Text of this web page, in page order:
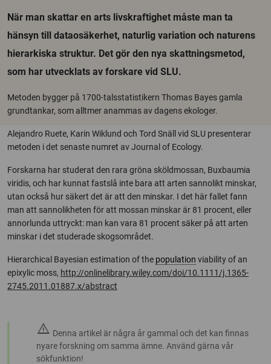
När man skattar en arts livskraftighet måste man ta
hänsyn till dataosäkerhet, naturlig variation och naturens
hierarkiska struktur. Det gör den nya skattningsmetod,
som har utvecklats av forskare vid SLU.
Metoden bygger på 1700-talsstatistikern Thomas Bayes gamla
grundtankar, som alltmer anammas av dagens ekologer.
Alejandro Ruete, Karin Wiklund och Tord Snäll vid SLU presenterar
metoden i det senaste numret av Journal of Ecology.
Forskarna har studerat den rara gröna sköldmossan, Buxbaumia
viridis, och har kunnat fastslå inte bara att arten sannolikt minskar,
utan också hur säkert det är att den minskar. I det här fallet fann
man att sannolikheten för att mossan minskar är 81 procent, eller
annorlunda uttryckt: man kan vara 81 procent säker på att arten
minskar i det studerade skogsområdet.
Hierarchical Bayesian estimation of the population viability of an
epixylic moss, http://onlinelibrary.wiley.com/doi/10.1111/j.1365-
2745.2011.01887.x/abstract
warning Denna artikel är några år gammal och det kan finnas
nyare forskning om samma ämne. Använd gärna vår
sökfunktion!